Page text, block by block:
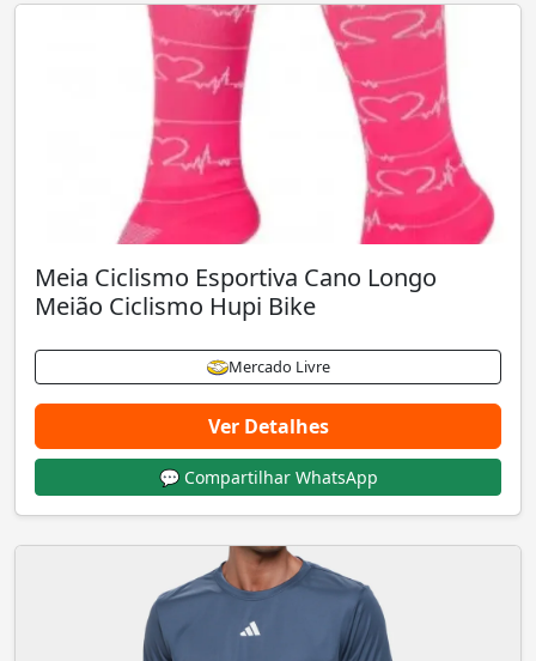
Meia Ciclismo Esportiva Cano Longo
Meião Ciclismo Hupi Bike
Mercado Livre
Ver Detalhes
💬 Compartilhar WhatsApp